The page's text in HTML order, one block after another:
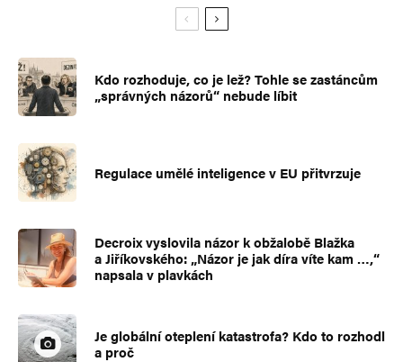
Kdo rozhoduje, co je lež? Tohle se zastáncům
„správných názorů“ nebude líbit
Regulace umělé inteligence v EU přitvrzuje
Decroix vyslovila názor k obžalobě Blažka
a Jiříkovského: „Názor je jak díra víte kam …,“
napsala v plavkách
Je globální oteplení katastrofa? Kdo to rozhodl
a proč